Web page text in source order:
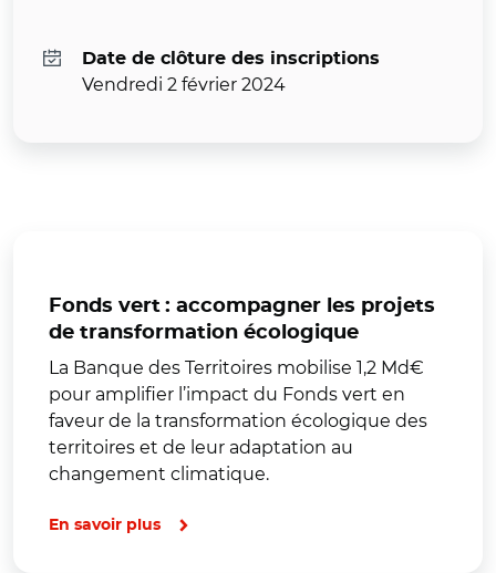
Date de clôture des inscriptions
Vendredi 2 février 2024
Fonds vert : accompagner les projets
de transformation écologique
La Banque des Territoires mobilise 1,2 Md€
pour amplifier l’impact du Fonds vert en
faveur de la transformation écologique des
territoires et de leur adaptation au
changement climatique.
En savoir plus